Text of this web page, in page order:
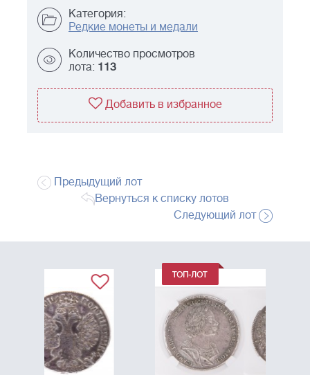
Категория:
Редкие монеты и медали
Количество просмотров
лота: 113
Добавить в избранное
Предыдущий лот
Вернуться к списку лотов
Следующий лот